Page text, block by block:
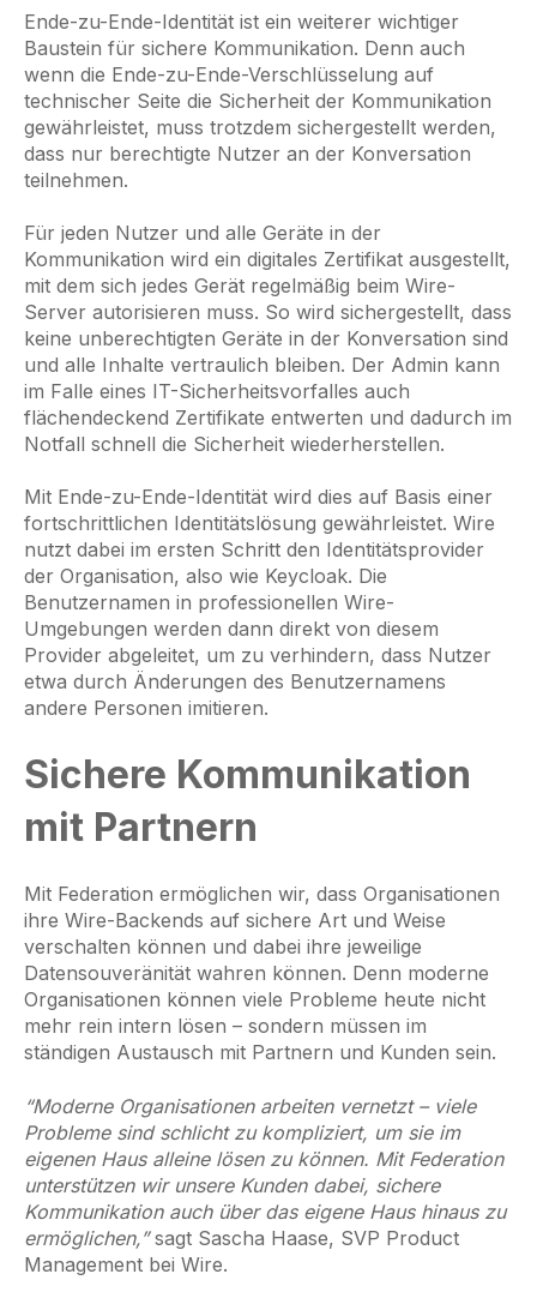
Ende-zu-Ende-Identität ist ein weiterer wichtiger
Baustein für sichere Kommunikation. Denn auch
wenn die Ende-zu-Ende-Verschlüsselung auf
technischer Seite die Sicherheit der Kommunikation
gewährleistet, muss trotzdem sichergestellt werden,
dass nur berechtigte Nutzer an der Konversation
teilnehmen.
Für jeden Nutzer und alle Geräte in der
Kommunikation wird ein digitales Zertifikat ausgestellt,
mit dem sich jedes Gerät regelmäßig beim Wire-
Server autorisieren muss. So wird sichergestellt, dass
keine unberechtigten Geräte in der Konversation sind
und alle Inhalte vertraulich bleiben. Der Admin kann
im Falle eines IT-Sicherheitsvorfalles auch
flächendeckend Zertifikate entwerten und dadurch im
Notfall schnell die Sicherheit wiederherstellen.
Mit Ende-zu-Ende-Identität wird dies auf Basis einer
fortschrittlichen Identitätslösung gewährleistet. Wire
nutzt dabei im ersten Schritt den Identitätsprovider
der Organisation, also wie Keycloak. Die
Benutzernamen in professionellen Wire-
Umgebungen werden dann direkt von diesem
Provider abgeleitet, um zu verhindern, dass Nutzer
etwa durch Änderungen des Benutzernamens
andere Personen imitieren.
Sichere Kommunikation
mit Partnern
Mit Federation ermöglichen wir, dass Organisationen
ihre Wire-Backends auf sichere Art und Weise
verschalten können und dabei ihre jeweilige
Datensouveränität wahren können. Denn moderne
Organisationen können viele Probleme heute nicht
mehr rein intern lösen – sondern müssen im
ständigen Austausch mit Partnern und Kunden sein.
“Moderne Organisationen arbeiten vernetzt – viele
Probleme sind schlicht zu kompliziert, um sie im
eigenen Haus alleine lösen zu können. Mit Federation
unterstützen wir unsere Kunden dabei, sichere
Kommunikation auch über das eigene Haus hinaus zu
ermöglichen,”sagt Sascha Haase, SVP Product
Management bei Wire.